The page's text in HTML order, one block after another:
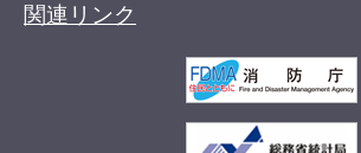
関連リンク